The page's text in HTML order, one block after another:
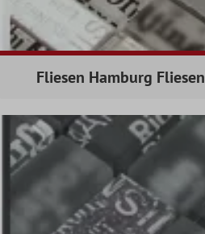
Fliesen Hamburg